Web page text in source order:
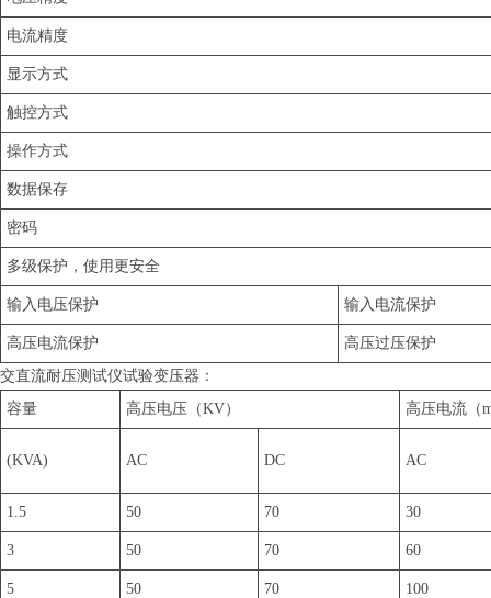
电流精度
显示方式
触控方式
操作方式
数据保存
密码
多级保护，使用更安全
输入电压保护 输入电流保护
高压电流保护
高压过压保护
交直流耐压测试仪试验变压器：
容量
高压电压（KV） 高压电流（
(KVA) AC DC AC
1.5 50 70 30
3 50 70 60
5 50 70 100